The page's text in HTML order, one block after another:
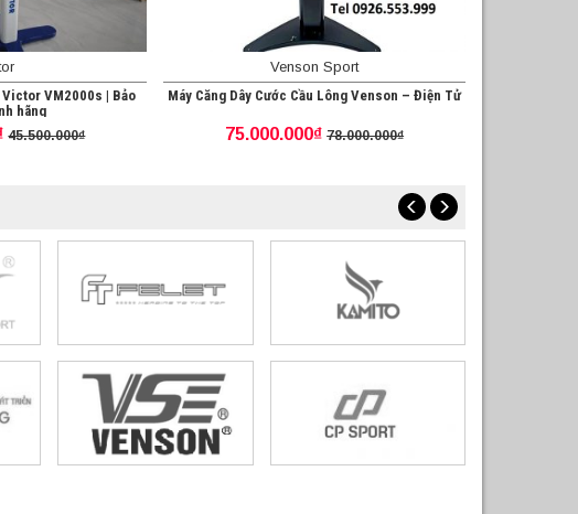
Victor VM2000s | Bảo
hãng
45.500.000₫
Venson Sport
Máy Căng Dây Cước Cầu Lông Venson – Điện Tử
75.000.000₫ 78.000.000₫